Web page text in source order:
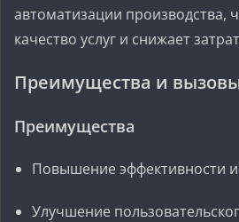
автоматизации производства,
качество услуг и снижает
Преимущества и
Преимущества
Повышение эффективности
Улучшение